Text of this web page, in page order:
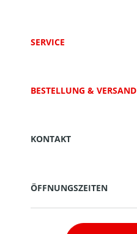
SERVICE
BESTELLUNG & VERSAND
KONTAKT
ÖFFNUNGSZEITEN